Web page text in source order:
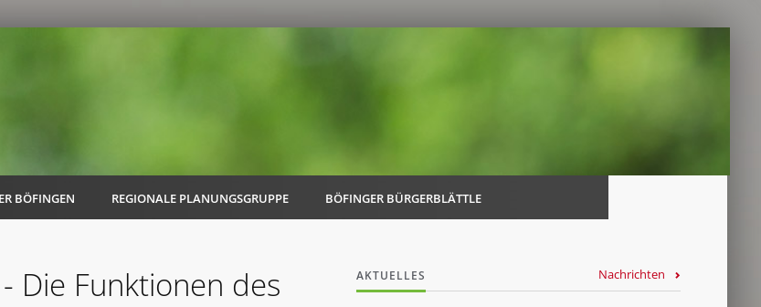
BÖFINGEN REGIONALE PLANUNGSGRUPPE BÖFINGER BÜRGERBLÄTTLE
Die Funktionen des
AKTUELLES Nachrichten